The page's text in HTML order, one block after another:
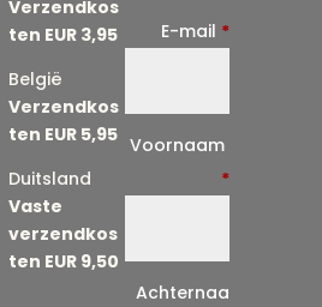
Verzendkos
ten EUR 3,95
België
Verzendkos
ten EUR 5,95
Duitsland
Vaste
verzendkos
ten EUR 9,50
E-mail *
Voornaam
*
Achternaa